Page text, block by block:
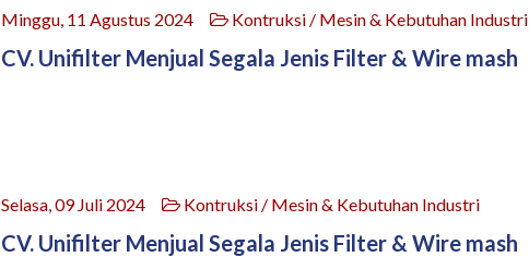
Minggu, 11 Agustus 2024 Kontruksi / Mesin & Kebutuhan Industri
CV. Unifilter Menjual Segala Jenis Filter & Wire mash
Selasa, 09 Juli 2024 Kontruksi / Mesin & Kebutuhan Industri
CV. Unifilter Menjual Segala Jenis Filter & Wire mash